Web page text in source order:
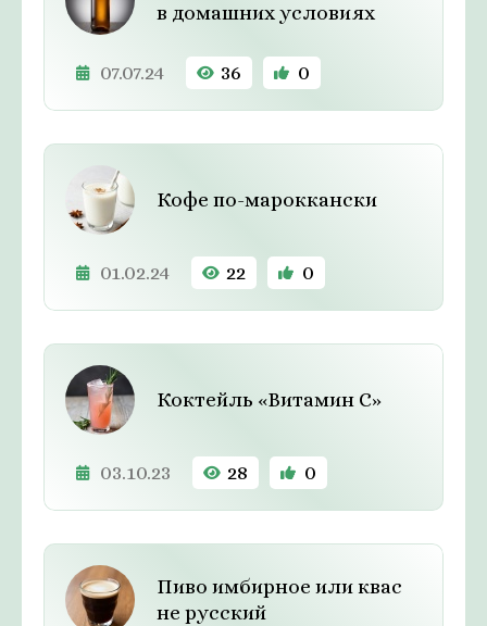
в домашних условиях
07.07.24 36 0
Кофе по-мароккански
01.02.24 22 0
Коктейль «Витамин С»
03.10.23 28 0
Пиво имбирное или квас
не русский